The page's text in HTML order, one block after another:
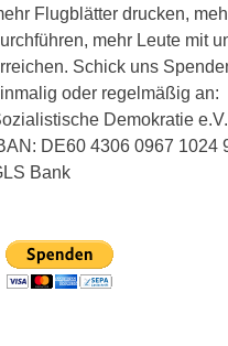
Flugblätter drucken,
mehr Leute mit
Schick uns
oder regelmäßig an:
Demokratie e.V.
DE60 4306 0967 1024
Bank